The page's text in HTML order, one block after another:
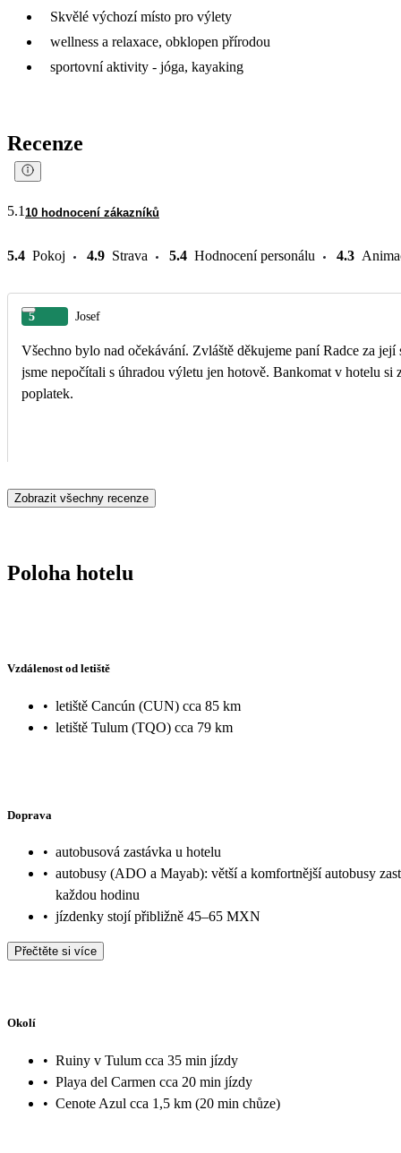
Skvělé výchozí místo pro výlety
wellness a relaxace, obklopen přírodou
sportovní aktivity - jóga, kayaking
Recenze
5.1 10 hodnocení zákazníků
5.4 Pokoj 4.9 Strava 5.4 Hodnocení personálu 4.3
5 Josef
Všechno bylo nad očekávání. Zvláště děkujeme paní Radce za její
jsme nepočítali s úhradou výletu jen hotově. Bankomat v hotelu si
poplatek.
Zobrazit všechny recenze
Poloha hotelu
Vzdálenost od letiště
• letiště Cancún (CUN) cca 85 km
• letiště Tulum (TQO) cca 79 km
Doprava
• autobusová zastávka u hotelu
• autobusy (ADO a Mayab): větší a komfortnější autobusy
každou hodinu
• jízdenky stojí přibližně 45–65 MXN
Přečtěte si více
Okolí
• Ruiny v Tulum cca 35 min jízdy
• Playa del Carmen cca 20 min jízdy
• Cenote Azul cca 1,5 km (20 min chůze)